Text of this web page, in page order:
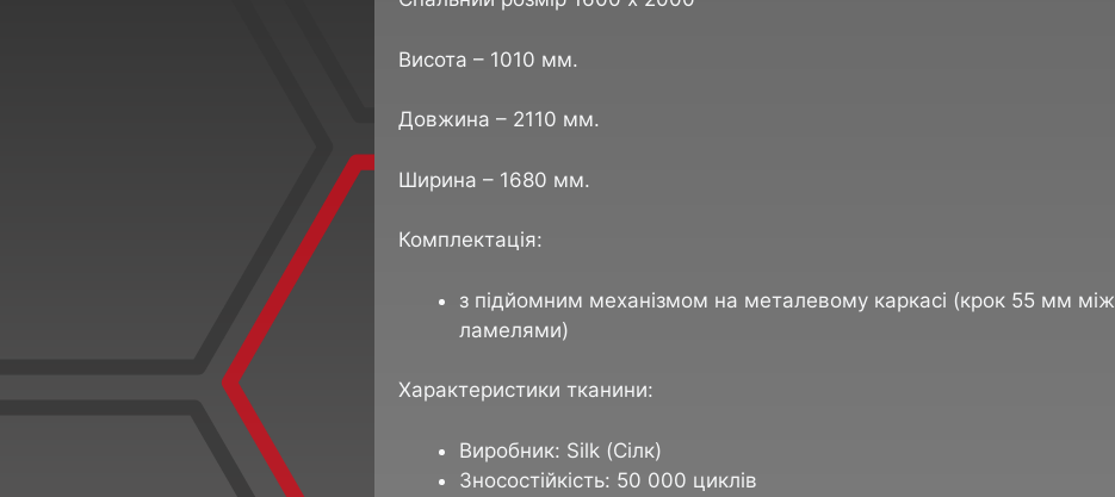
Висота – 1010 мм.
Довжина – 2110 мм.
Ширина – 1680 мм.
Комплектація:
з підйомним механізмом на металевому каркасі (крок 55 мм між
ламелями)
Характеристики тканини:
Виробник: Silk (Сілк)
Зносостійкість: 50 000 циклів